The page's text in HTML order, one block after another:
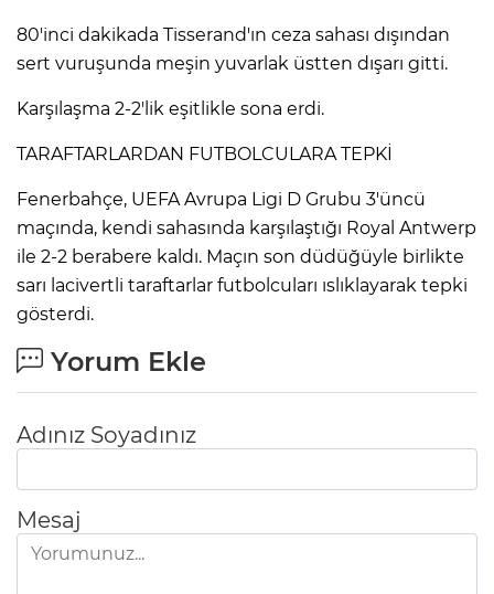
80'inci dakikada Tisserand'ın ceza sahası dışından
sert vuruşunda meşin yuvarlak üstten dışarı gitti.
Karşılaşma 2-2'lik eşitlikle sona erdi.
TARAFTARLARDAN FUTBOLCULARA TEPKİ
Fenerbahçe, UEFA Avrupa Ligi D Grubu 3'üncü
maçında, kendi sahasında karşılaştığı Royal Antwerp
ile 2-2 berabere kaldı. Maçın son düdüğüyle birlikte
sarı lacivertli taraftarlar futbolcuları ıslıklayarak tepki
gösterdi.
Yorum Ekle
Adınız Soyadınız
Mesaj